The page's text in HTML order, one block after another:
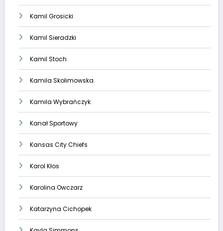
Kamil Grosicki
Kamil Sieradzki
Kamil Stoch
Kamila Skolimowska
Kamila Wybrańczyk
Kanał Sportowy
Kansas City Chiefs
Karol Kłos
Karolina Owczarz
Katarzyna Cichopek